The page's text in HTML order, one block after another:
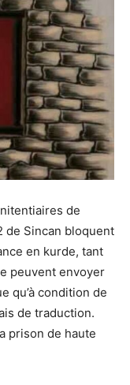
de
de Sincan bloquent
en kurde, tant
peuvent envoyer
qu’à condition de
de traduction.
prison de haute